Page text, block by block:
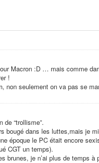
Macron :D … mais comme
!
non seulement on va pas se
“trollisme”.
bougé dans les luttes,mais je
époque le PC était encore
CGT un temps).
brunes, je n’ai plus de temps à